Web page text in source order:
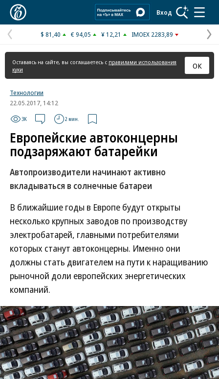
Вход
Предыдущая
страница
$ 81,40 € 94,05 ¥ 12,21 IMOEX 2283,89
Оставаясь на сайте, вы соглашаетесь с правилами использования
куки
ОК
Технологии
22.05.2017, 14:12
3K 2 мин.
Европейские автоконцерны
подзаряжают батарейки
Автопроизводители начинают активно
вкладываться в солнечные батареи
В ближайшие годы в Европе будут открыты
несколько крупных заводов по производству
электробатарей, главными потребителями
которых станут автоконцерны. Именно они
должны стать двигателем на пути к наращиванию
рыночной доли европейских энергетических
компаний.